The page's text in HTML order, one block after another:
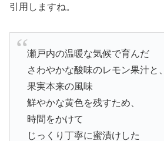
引用しますね。
瀬戸内の温暖な気候で育んだ
さわやかな酸味のレモン果汁と、
果実本来の風味
鮮やかな黄色を残すため、
時間をかけて
じっくり丁寧に蜜漬けした